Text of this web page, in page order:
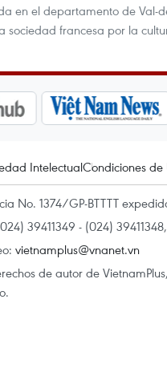
en el departamento de Val-
sociedad francesa por la
IntelectualCondiciones de
No. 1374/GP-BTTTT
39411349 - (024)
vietnamplus@vnanet.vn
de autor de